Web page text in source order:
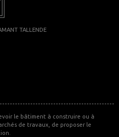
TALLENDE
le bâtiment à construire ou à
de travaux, de proposer le